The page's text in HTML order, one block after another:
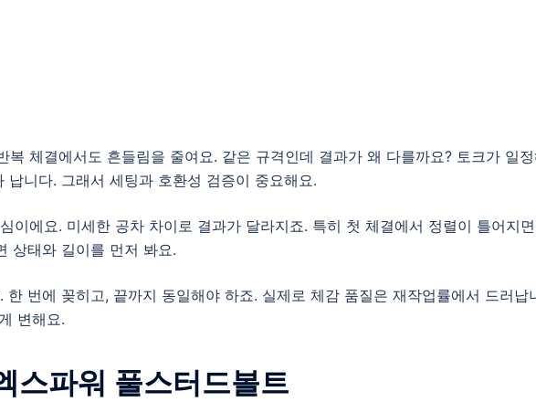
복 체결에서도 흔들림을 줄여요. 같은 규격인데 결과가 왜 다를까요? 토크가 일
납니다. 그래서 세팅과 호환성 검증이 중요해요.
이에요. 미세한 공차 차이로 결과가 달라지죠. 특히 첫 체결에서 정렬이 틀어지
상태와 길이를 먼저 봐요.
한 번에 꽂히고, 끝까지 동일해야 하죠. 실제로 체감 품질은 재작업률에서 드러납
변해요.
스파워 풀스터드볼트